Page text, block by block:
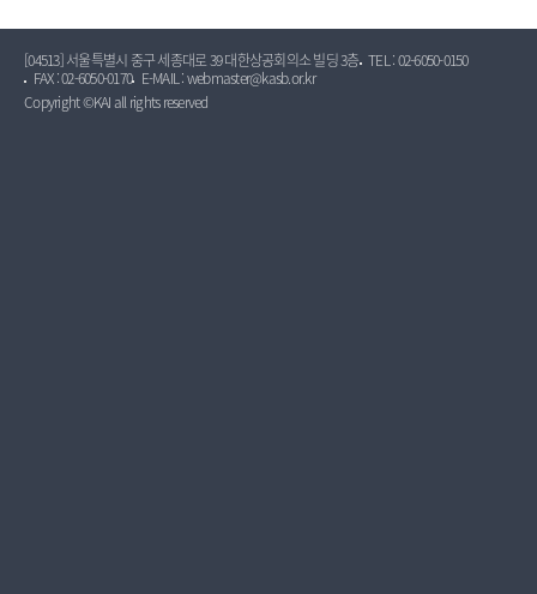
[04513] 서울특별시 중구 세종대로 39 대한상공회의소 빌딩 3층 TEL : 02-6050-0150
FAX : 02-6050-0170
E-MAIL : webmaster@kasb.or.kr
Copyright ©KAI all rights reserved